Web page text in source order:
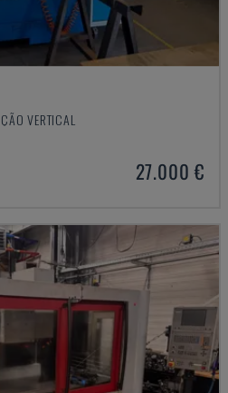
VERTICAL
27.000 €